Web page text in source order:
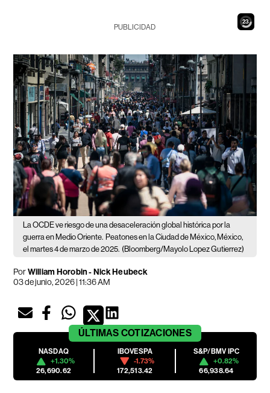
21
PUBLICIDAD
La OCDE ve riesgo de una desaceleración global histórica por la
guerra en Medio Oriente. Peatones en la Ciudad de México, México,
el martes 4 de marzo de 2025. (Bloomberg/Mayolo Lopez Gutierrez)
PorWilliam Horobin - Nick Heubeck
03 de junio, 2026 | 11:36 AM
ÚLTIMAS COTIZACIONES
NASDAQ
+1.30%
26,690.62
IBOVESPA
-1.73%
172,513.42
S&P/BMV IPC
+0.82%
66,938.64